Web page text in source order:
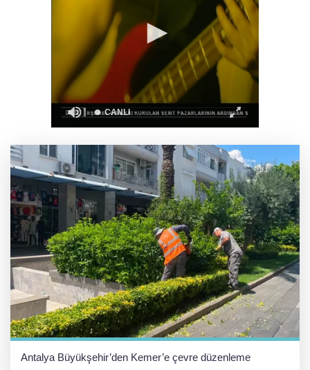
“Bu Kampta Hayat Var” projesi özel bireylere
yaz tatili sunuyor
Trabzonspor'a büyük destek
Eskişehir'de kırsal mahallelere yeni su
depoları
Antalya Büyükşehir’den Kemer’e çevre düzenleme